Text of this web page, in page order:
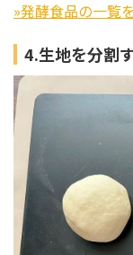
»発酵食品の一覧
4.生地を分割